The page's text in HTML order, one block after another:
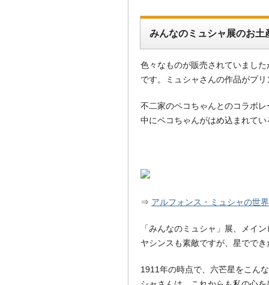
みんなのミュシャ展のお土
色々なものが販売されていまし
です。ミュシャさんの作品がプ
不二家のペコちゃんとのコラボ
中にペコちゃんがはめ込まれて
⇒ アルフォンス・ミュシャの世
「みんなのミュシャ」展、メイ
ヤシンスも素敵ですが、星でで
1911年の時点で、六芒星をこん